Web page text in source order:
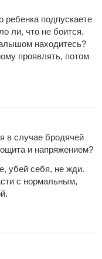
ребенка подпускаете
ли, что не боится.
находитесь?
проявлять, потом
в случае бродячей
и напряжением?
убей себя, не жди.
с нормальным,